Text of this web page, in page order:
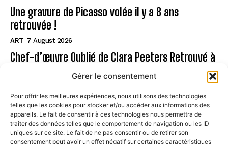
Gérer le consentement
Pour offrir les meilleures expériences, nous utilisons des technologies
telles que les cookies pour stocker et/ou accéder aux informations des
appareils. Le fait de consentir à ces technologies nous permettra de
traiter des données telles que le comportement de navigation ou les ID
uniques sur ce site. Le fait de ne pas consentir ou de retirer son
consentement peut avoir un effet négatif sur certaines caractéristiques
Une gravure de Picasso volée il y a 8 ans
retrouvée !
ART 7 August 2026
Chef-d’œuvre Oublié de Clara Peeters Retrouvé à
Page
CONTACT